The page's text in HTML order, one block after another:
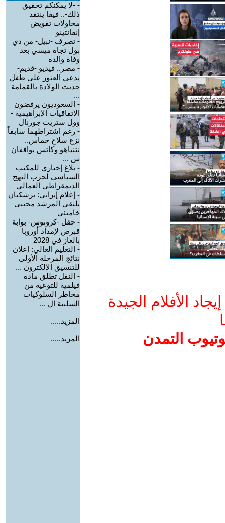
الأفلام الجيدة
التمدن
- -لا يمكنكم تحقيق
ذلك-.. فيفا ينتقد
محاولات تقويض
إنفانتينو
- تصرف -نبيل- من دي
بول تجاه ميسي بعد
وفاة والده
- مصر.. فيديو -قديم-
يدعي العثور على طفل
حديث الولادة بالقمامة
...
- السعوديون يرفضون
الاتفاقيات الإبراهيمية -
وول ستريت جورنال
- رغم اشتراطهما سابقاً
نزع سلاح حماس..
نتنياهو وكاتس يوافقان
س ...
- بلاغ إخباري للمكتب
السياسي لحزب النهج
الديمقراطي العمالي
- إعلام إيراني: بزشكيان
يلتقي المرشد مجتبى
خامنئي
- حقل -كرونوس- بوابة
قبرص لإمداد أوروبا
بالغاز في 2028
- التعليم العالي: إعلان
نتائج المرحلة الأولى
للتنسيق الإلكترون ...
- النقل تطلق مادة
فيلمية للتوعية من
مخاطر السلوكيات
السلبية ال ...
المزيد.....
المزيد.....